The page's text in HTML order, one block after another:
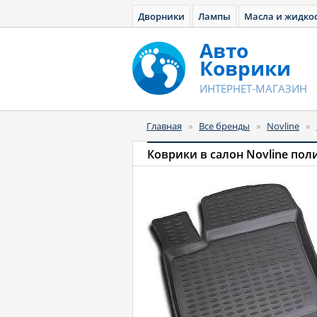
Дворники Лампы Масла и
Авто
Коврики
ИНТЕРНЕТ-МАГАЗИН
Главная » Все бренды » Novline »
Коврики в салон Novline